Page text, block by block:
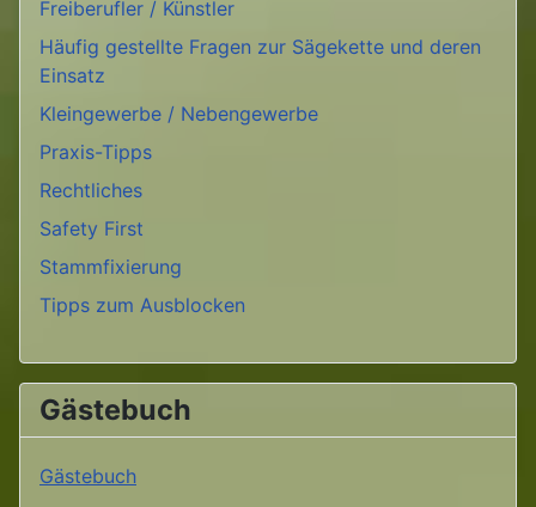
Freiberufler / Künstler
Häufig gestellte Fragen zur Sägekette und deren
Einsatz
Kleingewerbe / Nebengewerbe
Praxis-Tipps
Rechtliches
Safety First
Stammfixierung
Tipps zum Ausblocken
Gästebuch
Gästebuch